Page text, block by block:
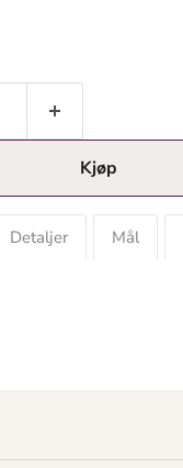
Kjøp
Detaljer Mål